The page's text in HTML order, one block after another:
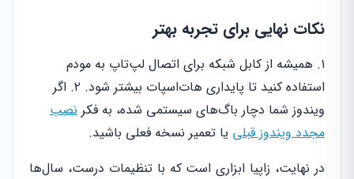
نکات نهایی برای تجربه بهتر
۱. همیشه از کابل شبکه برای اتصال لپ‌تاپ به مودم
استفاده کنید تا پایداری هات‌اسپات بیشتر شود. ۲. اگر
ویندوز شما دچار باگ‌های سیستمی شده، به فکر نصب
مجدد ویندوز قبلی یا تعمیر نسخه فعلی باشید.
در نهایت، زاپیا ابزاری است که با تنظیمات درست، سال‌ها